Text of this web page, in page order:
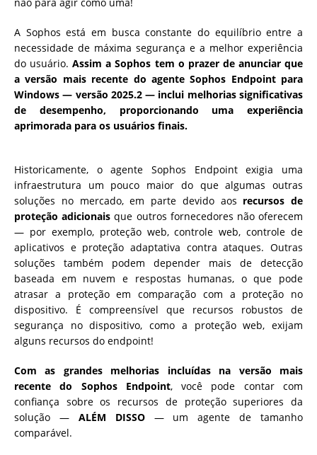
A Sophos está em busca constante do equilíbrio entre a
necessidade de máxima segurança e a melhor experiência
do usuário.Assim a Sophos tem o prazer de anunciar que
a versão mais recente do agente Sophos Endpoint para
Windows — versão 2025.2 — inclui melhorias significativas
de desempenho, proporcionando uma experiência
aprimorada para os usuários finais.
Historicamente, o agente Sophos Endpoint exigia uma
infraestrutura um pouco maior do que algumas outras
soluções no mercado, em parte devido aos recursos de
proteção adicionais que outros fornecedores não oferecem
— por exemplo, proteção web, controle web, controle de
aplicativos e proteção adaptativa contra ataques. Outras
soluções também podem depender mais de detecção
baseada em nuvem e respostas humanas, o que pode
atrasar a proteção em comparação com a proteção no
dispositivo. É compreensível que recursos robustos de
segurança no dispositivo, como a proteção web, exijam
alguns recursos do endpoint!
Com as grandes melhorias incluídas na versão mais
recente do Sophos Endpoint, você pode contar com
confiança sobre os recursos de proteção superiores da
solução — ALÉM DISSO— um agente de tamanho
comparável.